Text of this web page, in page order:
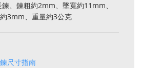
、鍊粗約2mm、墜寬約11mm、
3mm、重量約3公克
尺寸指南